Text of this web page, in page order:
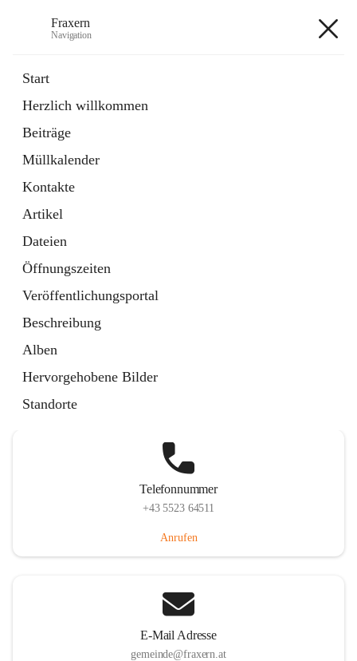
Fraxern
Navigation
Start
Herzlich willkommen
Beiträge
Müllkalender
Kontakte
Artikel
Dateien
Öffnungszeiten
Veröffentlichungsportal
Beschreibung
Alben
Hervorgehobene Bilder
Standorte
Ordner
in
Tab
Formulare
Artikel
öffnet
in
neuem
Tab
Telefonnummer
+43 5523 64511
Anrufen
E-Mail Adresse
gemeinde@fraxern.at